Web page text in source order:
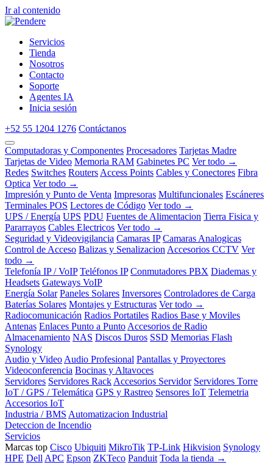
Ir al contenido
Servicios
Tienda
Nosotros
Contacto
Soporte
Agentes IA
Inicia sesión
+52 55 1204 1276 Contáctanos
Computadoras y Componentes Procesadores Tarjetas Madre
Tarjetas de Video Memoria RAM Gabinetes PC Ver todo →
Redes Switches Routers Access Points Cables y Conectores Fibra
Optica Ver todo →
Impresión y Punto de Venta Impresoras Multifuncionales Escáneres
Terminales POS Lectores de Código Ver todo →
UPS / Energía UPS PDU Fuentes de Alimentacion Tierra Fisica y
Pararrayos Cables Electricos Ver todo →
Seguridad y Videovigilancia Camaras IP Camaras Analogicas
Control de Acceso Balizas y Senalizacion Accesorios CCTV Ver
todo →
Telefonía IP / VoIP Teléfonos IP Conmutadores PBX Diademas y
Headsets Gateways VoIP
Energía Solar Paneles Solares Inversores Controladores de Carga
Baterías Solares Montajes y Estructuras Ver todo →
Radiocomunicación Radios Portatiles Radios Base y Moviles
Antenas Enlaces Punto a Punto Accesorios de Radio
Almacenamiento NAS Discos Duros SSD Memorias Flash
Synology
Audio y Video Audio Profesional Pantallas y Proyectores
Videoconferencia Bocinas y Altavoces
Servidores Servidores Rack Accesorios Servidor Servidores Torre
IoT / GPS / Telemática GPS y Rastreo Sensores IoT Telemetria
Accesorios IoT
Industria / BMS Automatizacion Industrial
Deteccion de Incendio
Servicios
Marcas top Cisco Ubiquiti MikroTik TP-Link Hikvision Synology
HPE Dell APC Epson ZKTeco Panduit Toda la tienda →